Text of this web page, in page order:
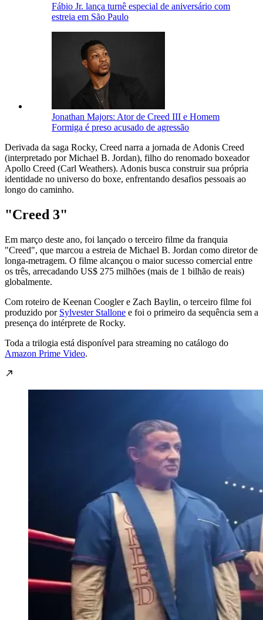
Fábio Jr. lança turnê especial de aniversário com
estreia em São Paulo
Jonathan Majors: Ator de Creed III e Homem
Formiga é preso acusado de agressão
Derivada da saga Rocky, Creed narra a jornada de Adonis Creed
(interpretado por Michael B. Jordan), filho do renomado boxeador
Apollo Creed (Carl Weathers). Adonis busca construir sua própria
identidade no universo do boxe, enfrentando desafios pessoais ao
longo do caminho.
"Creed 3"
Em março deste ano, foi lançado o terceiro filme da franquia
"Creed", que marcou a estreia de Michael B. Jordan como diretor de
longa-metragem. O filme alcançou o maior sucesso comercial entre
os três, arrecadando US$ 275 milhões (mais de 1 bilhão de reais)
globalmente.
Com roteiro de Keenan Coogler e Zach Baylin, o terceiro filme foi
produzido por Sylvester Stallone e foi o primeiro da sequência sem a
presença do intérprete de Rocky.
Toda a trilogia está disponível para streaming no catálogo do
Amazon Prime Video.